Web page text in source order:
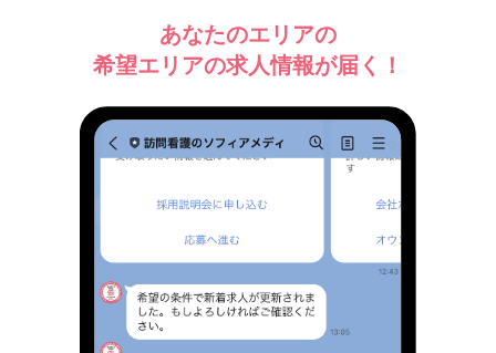
あなたのエリアの
希望エリアの求人情報が届く！